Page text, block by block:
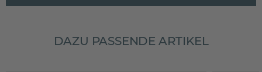
DAZU PASSENDE ARTIKEL